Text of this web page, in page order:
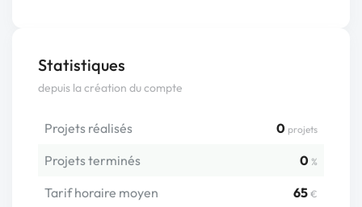
Statistiques
depuis la création du compte
Projets réalisés 0 projets
Projets terminés 0 %
Tarif horaire moyen 65 €